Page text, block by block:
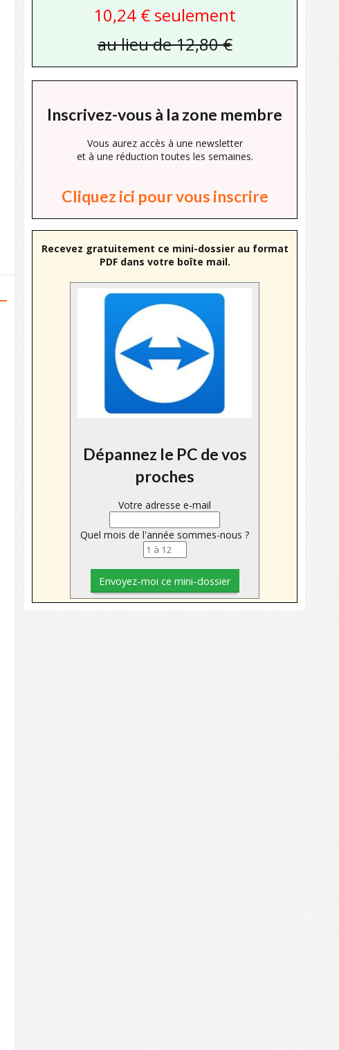
10,24 € seulement
au lieu de 12,80 €
Inscrivez-vous à la zone membre
Vous aurez accès à une newsletter
et à une réduction toutes les semaines.
Cliquez ici pour vous inscrire
Recevez gratuitement ce mini-dossier au format
PDF dans votre boîte mail.
Dépannez le PC de vos
proches
Votre adresse e-mail
Quel mois de l'année sommes-nous ?